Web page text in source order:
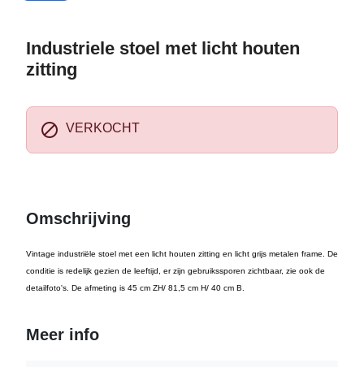
Industriele stoel met licht houten
zitting
 VERKOCHT
Omschrijving
Vintage industriële stoel met een licht houten zitting en licht grijs metalen frame. De
conditie is redelijk gezien de leeftijd, er zijn gebruikssporen zichtbaar, zie ook de
detailfoto's. De afmeting is 45 cm ZH/ 81,5 cm H/ 40 cm B.
Meer info